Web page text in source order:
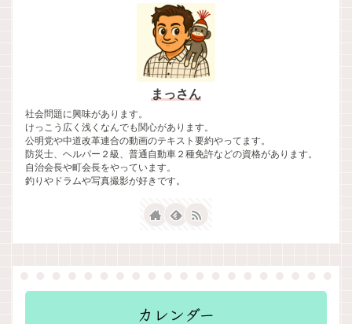
まっさん
社会問題に興味があります。
けっこう広く浅くなんでも関心があります。
公明党や中道改革連合の動画のテキスト要約やってます。
防災士、ヘルパー２級、普通自動車２種免許などの資格があります。
自治会長や町会長をやっています。
釣りやドラムや写真撮影が好きです。
カレンダー